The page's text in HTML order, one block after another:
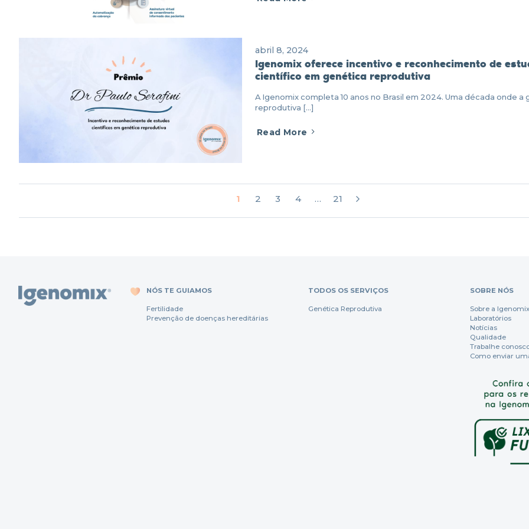
abril 8, 2024
Igenomix oferece incentivo e reconhecimento de
científico em genética reprodutiva
A Igenomix completa 10 anos no Brasil em 2024. Uma década onde a
reprodutiva [...]
Read More
1 2 3 4 … 21
NÓS TE GUIAMOS
Fertilidade
Prevençãode doenças hereditárias
TODOS OS SERVIÇOS
Genética Reprodutiva
SOBRE NÓS
Sobre a Igenomix
Laboratórios
Notícias
Qualidade
Trabalhe
Como enviar